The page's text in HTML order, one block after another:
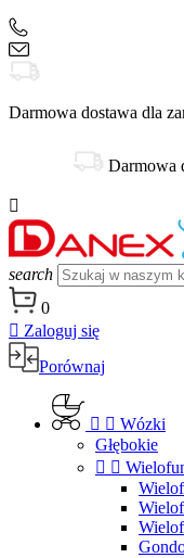
Darmowa dostawa dla
Darmowa

search
0
 Zaloguj się
Porównaj
  Wózki
Głębokie
 